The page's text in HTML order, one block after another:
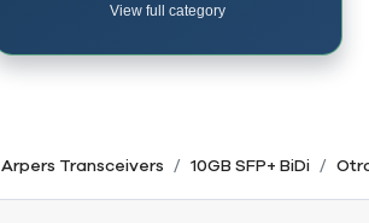
View full category
Arpers Transceivers 10GB SFP+ BiDi